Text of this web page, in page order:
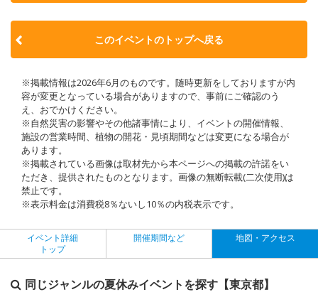
このイベントのトップへ戻る
※掲載情報は2026年6月のものです。随時更新をしておりますが内
容が変更となっている場合がありますので、事前にご確認のう
え、おでかけください。
※自然災害の影響やその他諸事情により、イベントの開催情報、
施設の営業時間、植物の開花・見頃期間などは変更になる場合が
あります。
※掲載されている画像は取材先から本ページへの掲載の許諾をい
ただき、提供されたものとなります。画像の無断転載(二次使用)は
禁止です。
※表示料金は消費税8％ないし10％の内税表示です。
イベント詳細
トップ
開催期間など 地図・アクセス
同じジャンルの夏休みイベントを探す【東京都】